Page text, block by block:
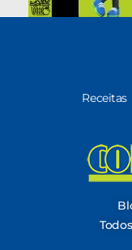
Receitas